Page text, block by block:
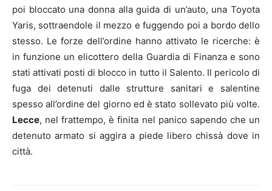
poi bloccato una donna alla guida di un’auto, una Toyota
Yaris, sottraendole il mezzo e fuggendo poi a bordo dello
stesso. Le forze dell’ordine hanno attivato le ricerche: è
in funzione un elicottero della Guardia di Finanza e sono
stati attivati posti di blocco in tutto il Salento. Il pericolo di
fuga dei detenuti dalle strutture sanitari e salentine
spesso all’ordine del giorno ed è stato sollevato più volte.
Lecce, nel frattempo, è finita nel panico sapendo che un
detenuto armato si aggira a piede libero chissà dove in
città.